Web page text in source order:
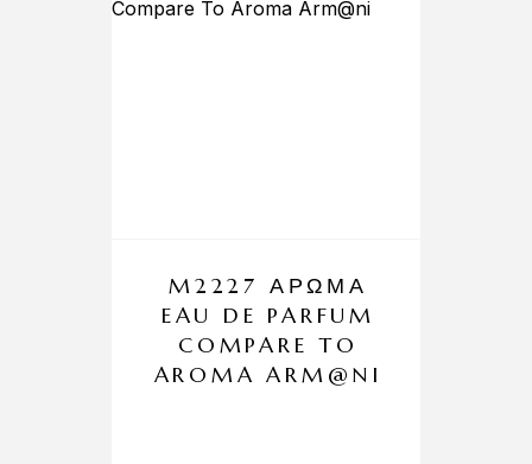
M2227 ΆΡΩΜΑ
EAU DE PARFUM
COMPARE TO
AROMA ARM@NI